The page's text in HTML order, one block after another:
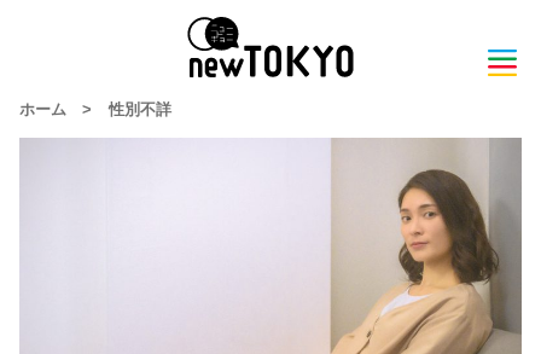
ホーム > 性別不詳